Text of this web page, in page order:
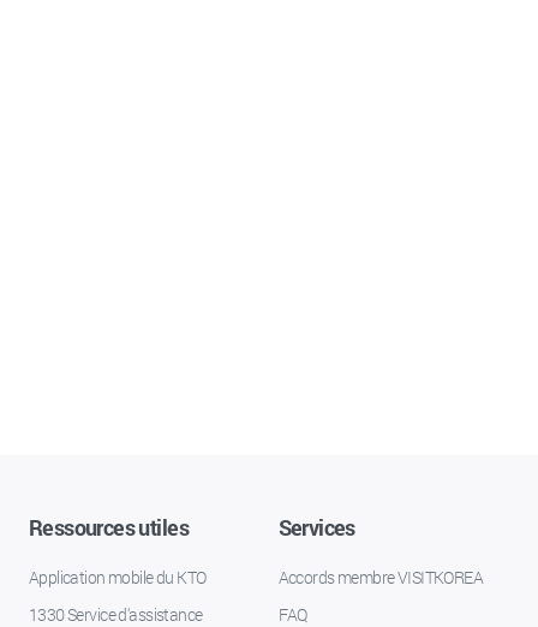
Ressources utiles
Application mobile du KTO
1330 Service d'assistance
Services
Accords membre VISITKOREA
FAQ